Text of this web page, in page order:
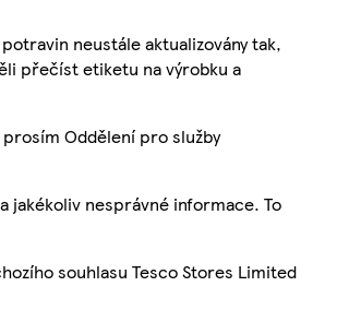
neustále aktualizovány tak,
přečíst etiketu na výrobku a
Oddělení pro služby
jakékoliv nesprávné informace. To
souhlasu Tesco Stores Limited